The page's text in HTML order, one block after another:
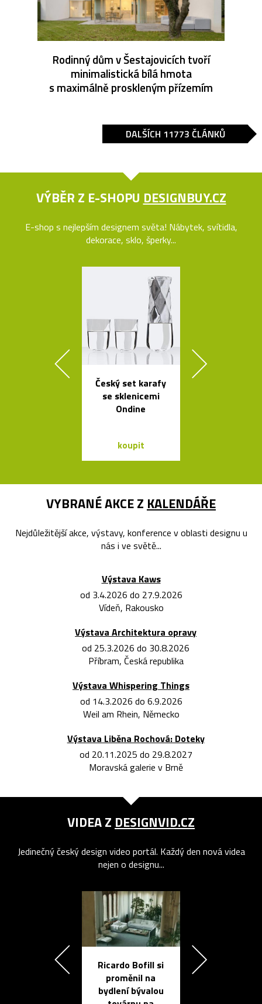
Rodinný dům v Šestajovicích tvoří
minimalistická bílá hmota
s maximálně proskleným přízemím
DALŠÍCH 11773 ČLÁNKŮ
VÝBĚR Z E-SHOPU DESIGNBUY.CZ
E-shop s nejlepším designem světa! Nábytek, svítidla,
dekorace, sklo, šperky...
Český set karafy
se sklenicemi
Ondine
koupit
VYBRANÉ AKCE Z KALENDÁŘE
Nejdůležitější akce, výstavy, konference v oblasti designu u
nás i ve světě...
Výstava Kaws
od 3.4.2026 do 27.9.2026
Vídeň, Rakousko
Výstava Architektura opravy
od 25.3.2026 do 30.8.2026
Příbram, Česká republika
Výstava Whispering Things
od 14.3.2026 do 6.9.2026
Weil am Rhein, Německo
Výstava Liběna Rochová: Doteky
od 20.11.2025 do 29.8.2027
Moravská galerie v Brně
VIDEA Z DESIGNVID.CZ
Jedinečný český design video portál. Každý den nová videa
nejen o designu...
Ricardo Bofill si
proměnil na
bydlení bývalou